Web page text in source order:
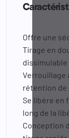
Offre une
Tirage en
dissimulable
Verrouillage
rétention de
Se libère en
long de la
Conception